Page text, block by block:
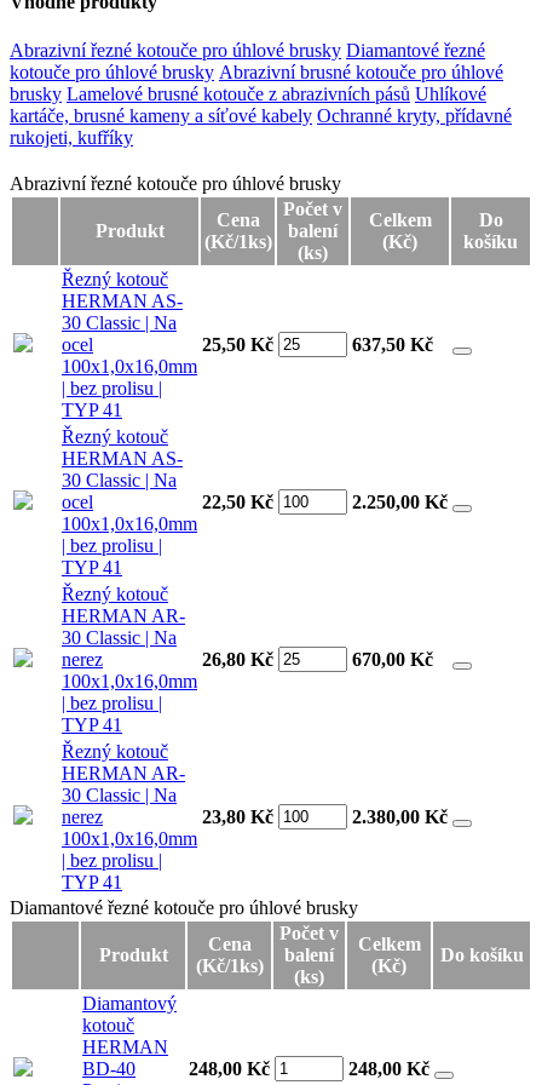
Abrazivní řezné kotouče pro úhlové brusky Diamantové řezné
kotouče pro úhlové brusky Abrazivní brusné kotouče pro úhlové
brusky Lamelové brusné kotouče z abrazivních pásů Uhlíkové
kartáče, brusné kameny a síťové kabely Ochranné kryty, přídavné
rukojeti, kufříky
Abrazivní řezné kotouče pro úhlové brusky
Abrazivní řezné kotouče pro úhlové brusky
Produkt
Cena
(Kč/1ks)
Počet v
balení
(ks)
Celkem
(Kč)
Do
košíku
Řezný kotouč
HERMAN AS-
30 Classic | Na
ocel
100x1,0x16,0mm
| bez prolisu |
TYP 41
25,50 Kč 637,50 Kč
Řezný kotouč
HERMAN AS-
30 Classic | Na
ocel
100x1,0x16,0mm
| bez prolisu |
TYP 41
22,50 Kč 2.250,00 Kč
Řezný kotouč
HERMAN AR-
30 Classic | Na
nerez
100x1,0x16,0mm
| bez prolisu |
TYP 41
26,80 Kč 670,00 Kč
Řezný kotouč
HERMAN AR-
30 Classic | Na
nerez
100x1,0x16,0mm
| bez prolisu |
TYP 41
23,80 Kč 2.380,00 Kč
Diamantové řezné kotouče pro úhlové brusky
Diamantové řezné kotouče pro úhlové brusky
Produkt
Cena
(Kč/1ks)
Počet v
balení
(ks)
Celkem
(Kč)
Do košíku
Diamantový
kotouč
HERMAN
BD-40
248,00 Kč 248,00 Kč